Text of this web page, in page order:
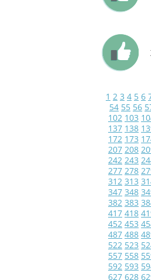
1 2 3 4 5 6
54 55 56
102 103
137 138
172 173
207 208
242 243
277 278
312 313
347 348
382 383
417 418
452 453
487 488
522 523
557 558
592 593
627 628